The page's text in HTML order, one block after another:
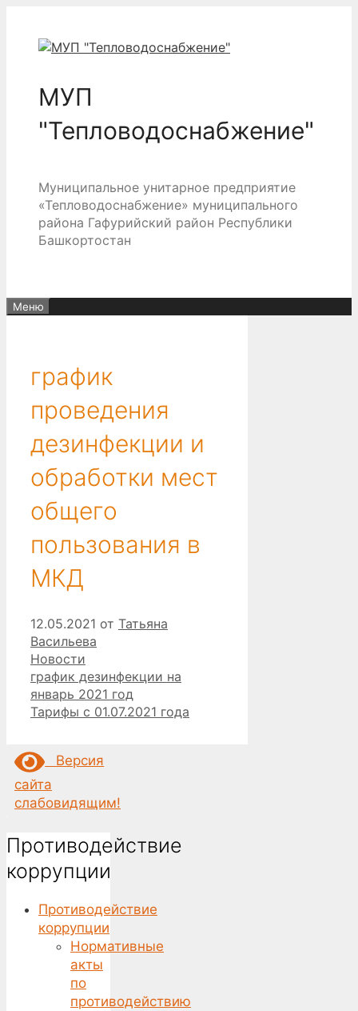
содержимому
МУП
"Тепловодоснабжение"
Муниципальное унитарное предприятие
«Тепловодоснабжение» муниципального
района Гафурийский район Республики
Башкортостан
Меню
график
проведения
дезинфекции и
обработки мест
общего
пользования в
МКД
12.05.2021 от Татьяна
Васильева
Рубрики
Новости
график дезинфекции на
январь 2021 год
Тарифы с 01.07.2021 года
Версия
сайта
слабовидящим!
Противодействие
коррупции
Противодействие
коррупции
Нормативные
акты
по
противодействию